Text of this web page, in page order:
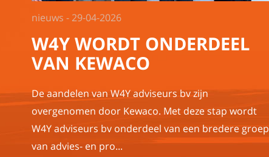
nieuws - 29-04-2026
W4Y WORDT ONDERDEEL
VAN KEWACO
De aandelen van W4Y adviseurs bv zijn
overgenomen door Kewaco. Met deze stap wordt
W4Y adviseurs bv onderdeel van een bredere groep
van advies- en pro...